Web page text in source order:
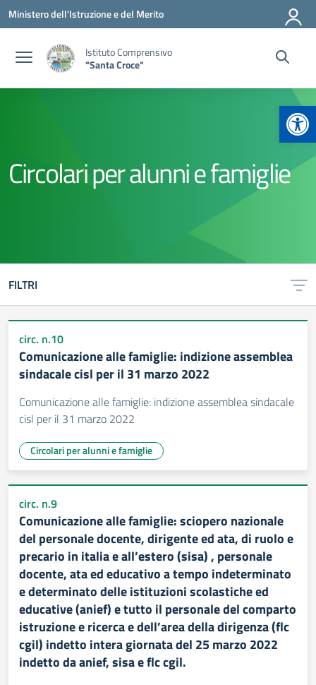
Vai ai contenuti
Vai al menu di navigazione
Vai al footer
Ministero dell'Istruzione e del Merito
Istituto Comprensivo
"Santa Croce"
Circolari per alunni e famiglie
FILTRI
circ. n.10
Comunicazione alle famiglie: indizione assemblea
sindacale cisl per il 31 marzo 2022
Comunicazione alle famiglie: indizione assemblea sindacale
cisl per il 31 marzo 2022
Circolari per alunni e famiglie
circ. n.9
Comunicazione alle famiglie: sciopero nazionale
del personale docente, dirigente ed ata, di ruolo e
precario in italia e all’estero (sisa) , personale
docente, ata ed educativo a tempo indeterminato
e determinato delle istituzioni scolastiche ed
educative (anief) e tutto il personale del comparto
istruzione e ricerca e dell’area della dirigenza (flc
cgil) indetto intera giornata del 25 marzo 2022
indetto da anief, sisa e flc cgil.